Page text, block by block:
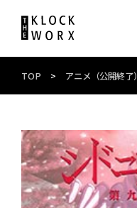
TOP > アニメ（公開終了）